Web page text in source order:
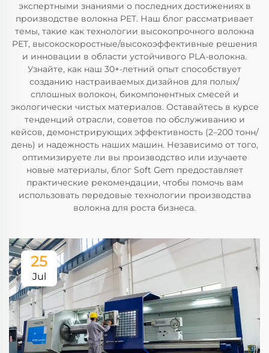
экспертными знаниями о последних достижениях в
производстве волокна PET. Наш блог рассматривает
темы, такие как технологии высокопрочного волокна
PET, высокоскоростные/высокоэффективные решения
и инновации в области устойчивого PLA-волокна.
Узнайте, как наш 30+-летний опыт способствует
созданию настраиваемых дизайнов для полых/
сплошных волокон, бикомпонентных смесей и
экологически чистых материалов. Оставайтесь в курсе
тенденций отрасли, советов по обслуживанию и
кейсов, демонстрирующих эффективность (2–200 тонн/
день) и надежность наших машин. Независимо от того,
оптимизируете ли вы производство или изучаете
новые материалы, блог Soft Gem предоставляет
практические рекомендации, чтобы помочь вам
использовать передовые технологии производства
волокна для роста бизнеса.
25
Jul